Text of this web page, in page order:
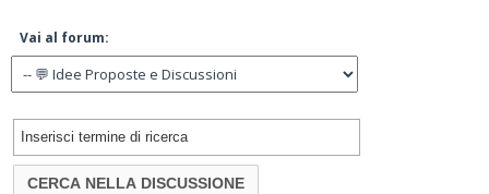
Vai al forum: